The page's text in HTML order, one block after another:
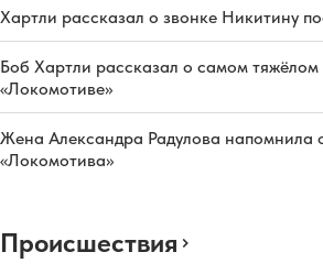
Хартли рассказал о звонке Никитину
Боб Хартли рассказал о самом
«Локомотиве»
Жена Александра Радулова напомнила
«Локомотива»
Происшествия